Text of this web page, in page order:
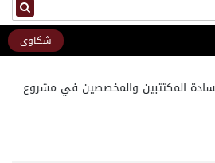
شكاوى
المكتتبين والمخصصين في مشروع